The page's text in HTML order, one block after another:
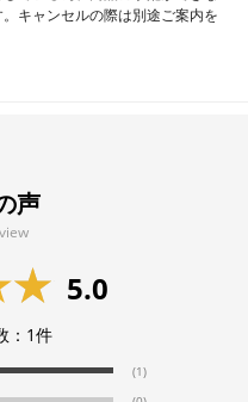
キャンセルの際は別途ご案内を
声
5.0
： 1件
(1)